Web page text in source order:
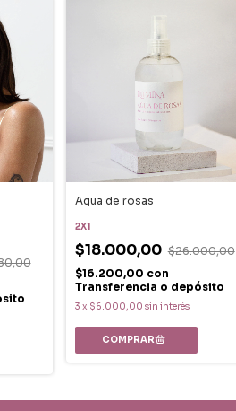
Agua de rosas
2X1
$18.000,00 $26.000,00
$16.200,00 con
Transferencia o depósito
3 x $6.000,00 sin interés